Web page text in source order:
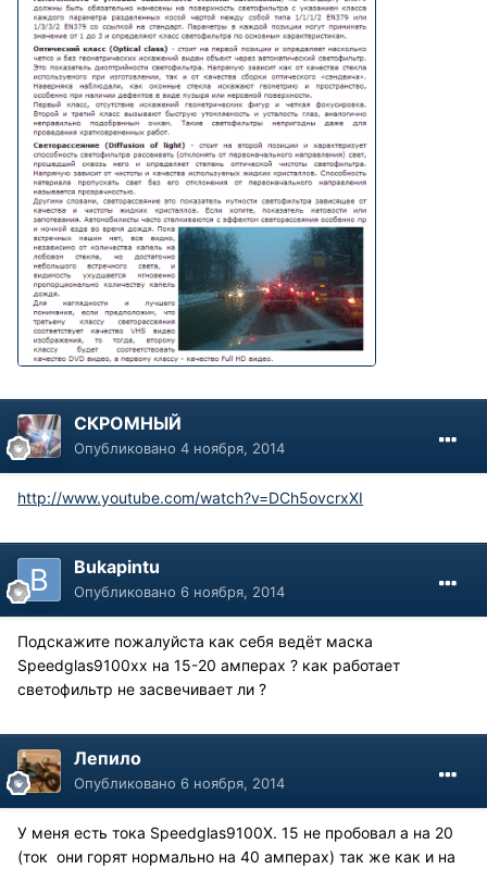
СКРОМНЫЙ
Опубликовано 4 ноября, 2014
http://www.youtube.com/watch?v=DCh5ovcrxXI
Bukapintu
Опубликовано 6 ноября, 2014
Подскажите пожалуйста как себя ведёт маска
Speedglas9100xx на 15-20 амперах ? как работает
светофильтр не засвечивает ли ?
Лепило
Опубликовано 6 ноября, 2014
У меня есть тока Speedglas9100X. 15 не пробовал а на 20
(ток они горят нормально на 40 амперах) так же как и на